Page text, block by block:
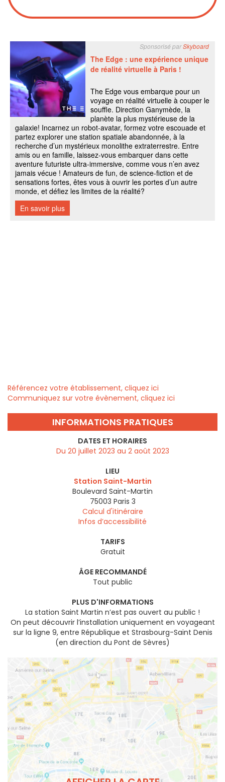
Référencez votre établissement, cliquez ici
Communiquez sur votre évènement, cliquez ici
INFORMATIONS PRATIQUES
DATES ET HORAIRES
Du 20 juillet 2023 au 2 août 2023
LIEU
Station Saint-Martin
Boulevard Saint-Martin
75003 Paris 3
Calcul d'itinéraire
Infos d’accessibilité
TARIFS
Gratuit
ÂGE RECOMMANDÉ
Tout public
PLUS D'INFORMATIONS
La station Saint Martin n’est pas ouvert au public !
On peut découvrir l’installation uniquement en voyageant
sur la ligne 9, entre République et Strasbourg-Saint Denis
(en direction du Pont de Sèvres)